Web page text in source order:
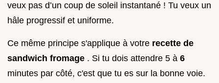
veux pas d’un coup de soleil instantané ! Tu veux un
hâle progressif et uniforme.
Ce même principe s'applique à votre recette de
sandwich fromage . Si tu dois attendre 5 à 6
minutes par côté, c'est que tu es sur la bonne voie.